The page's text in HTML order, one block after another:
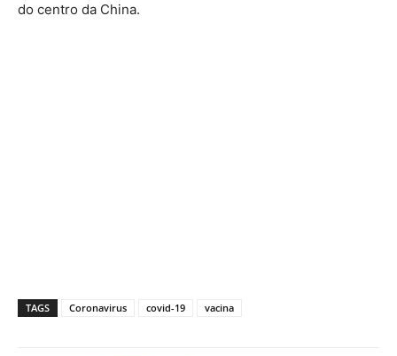
do centro da China.
TAGS Coronavirus covid-19 vacina